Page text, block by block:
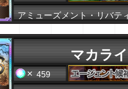
アミューズメント・リバテ
マカラ
459